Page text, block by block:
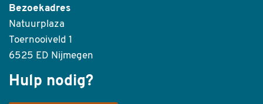
Bezoekadres
Natuurplaza
Toernooiveld 1
6525 ED Nijmegen
Hulp nodig?